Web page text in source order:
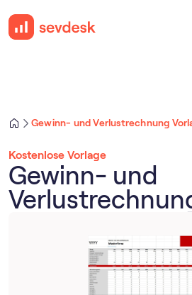
Gewinn- und Verlustrechnung
Kostenlose Vorlage
Gewinn- und